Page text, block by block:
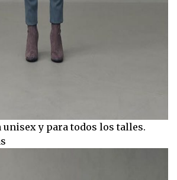
unisex y para todos los talles.